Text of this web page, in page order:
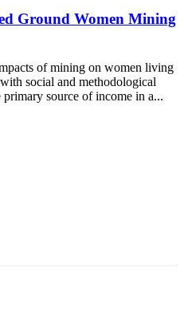
Ground Women Mining
of mining on women living
social and methodological
source of income in a...